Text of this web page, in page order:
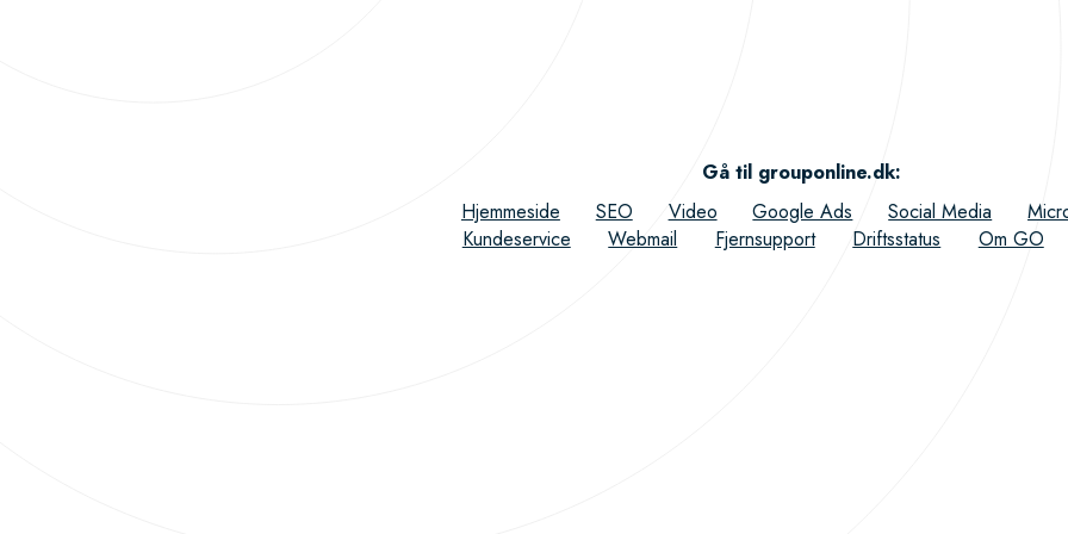
Gå til grouponline.dk:
Hjemmeside
SEO Video Google Ads Social Media
Kundeservice
Webmail Fjernsupport Driftsstatus Om GO